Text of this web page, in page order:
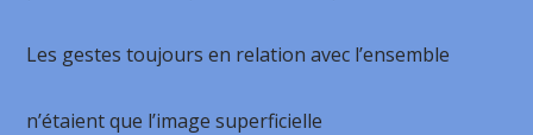
Les gestes toujours en relation avec l’ensemble
n’étaient que l’image superficielle